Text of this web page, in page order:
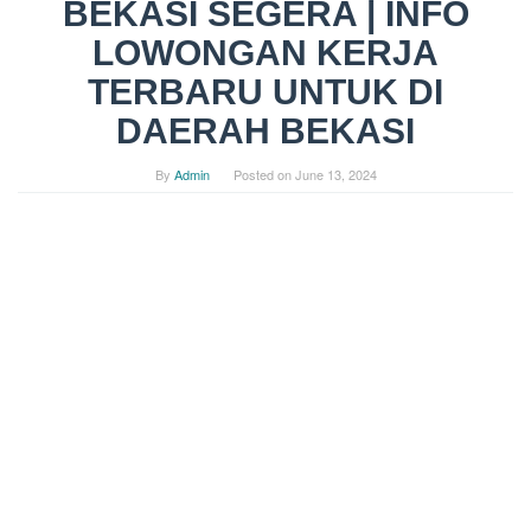
BEKASI SEGERA | INFO
LOWONGAN KERJA
TERBARU UNTUK DI
DAERAH BEKASI
By Admin Posted onJune 13, 2024